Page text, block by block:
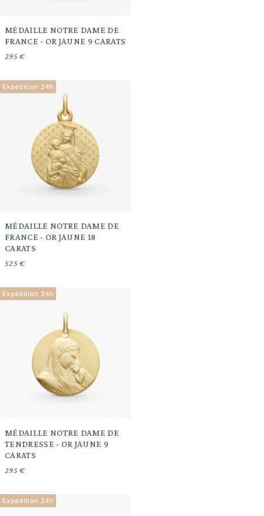
MÉDAILLE NOTRE DAME DE
FRANCE - OR JAUNE 9 CARATS
295 €
Expédition 24h
MÉDAILLE NOTRE DAME DE
FRANCE - OR JAUNE 18
CARATS
525 €
Expédition 24h
MÉDAILLE NOTRE DAME DE
TENDRESSE - OR JAUNE 9
CARATS
295 €
Expédition 24h